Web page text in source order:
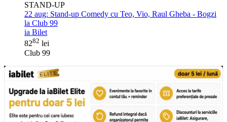
STAND-UP
22 aug: Stand-up Comedy cu Teo, Vio, Raul Gheba - Bogzi
la Club 99
ia Bilet
8282 lei
Club 99